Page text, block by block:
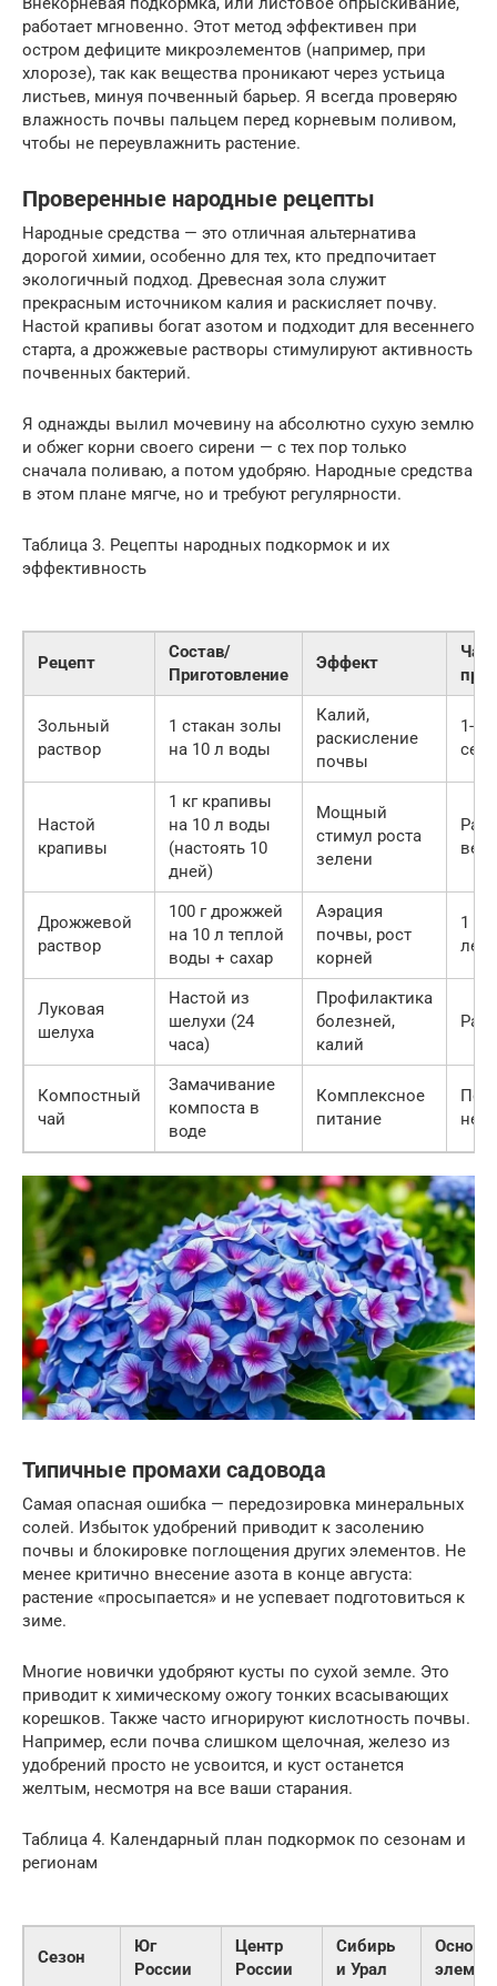
работает мгновенно. Этот метод эффективен при
остром дефиците микроэлементов (например, при
хлорозе), так как вещества проникают через устьица
листьев, минуя почвенный барьер. Я всегда проверяю
влажность почвы пальцем перед корневым поливом,
чтобы не переувлажнить растение.
Проверенные народные рецепты
Народные средства — это отличная альтернатива
дорогой химии, особенно для тех, кто предпочитает
экологичный подход. Древесная зола служит
прекрасным источником калия и раскисляет почву.
Настой крапивы богат азотом и подходит для весеннего
старта, а дрожжевые растворы стимулируют активность
почвенных бактерий.
Я однажды вылил мочевину на абсолютно сухую землю
и обжег корни своего сирени — с тех пор только
сначала поливаю, а потом удобряю. Народные средства
в этом плане мягче, но и требуют регулярности.
Таблица 3. Рецепты народных подкормок и их
эффективность
Рецепт
Состав/
Приготовление
Эффект
Зольный
раствор
1 стакан золы
на 10 л воды
Калий,
раскисление
почвы
1-2
Настой
крапивы
1 кг крапивы
на 10 л воды
(настоять 10
дней)
Мощный
стимул роста
зелени
Раз
Дрожжевой
раствор
100 г дрожжей
на 10 л теплой
воды + сахар
Аэрация
почвы, рост
корней
1
Луковая
шелуха
Настой из
шелухи (24
часа)
Профилактика
болезней,
калий
Раз
Компостный
чай
Замачивание
компоста в
воде
Комплексное
питание
По
Типичные промахи садовода
Самая опасная ошибка — передозировка минеральных
солей. Избыток удобрений приводит к засолению
почвы и блокировке поглощения других элементов. Не
менее критично внесение азота в конце августа:
растение «просыпается» и не успевает подготовиться к
зиме.
Многие новички удобряют кусты по сухой земле. Это
приводит к химическому ожогу тонких всасывающих
корешков. Также часто игнорируют кислотность почвы.
Например, если почва слишком щелочная, железо из
удобрений просто не усвоится, и куст останется
желтым, несмотря на все ваши старания.
Таблица 4. Календарный план подкормок по сезонам и
регионам
Сезон
Юг
России
Центр
России
Сибирь
и Урал